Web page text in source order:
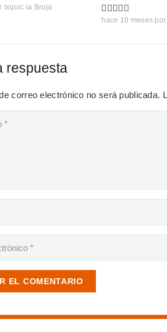
Ixquic la Bruja
hace 10 meses por
respuesta
correo electrónico no será publicada.
EL COMENTARIO